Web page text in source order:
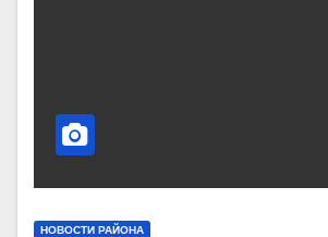
НОВОСТИ РАЙОНА